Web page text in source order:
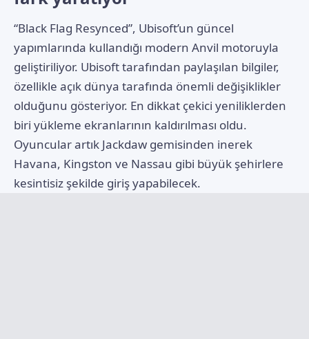
“Black Flag Resynced”, Ubisoft’un güncel
yapımlarında kullandığı modern Anvil motoruyla
geliştiriliyor. Ubisoft tarafından paylaşılan bilgiler,
özellikle açık dünya tarafında önemli değişiklikler
olduğunu gösteriyor. En dikkat çekici yeniliklerden
biri yükleme ekranlarının kaldırılması oldu.
Oyuncular artık Jackdaw gemisinden inerek
Havana, Kingston ve Nassau gibi büyük şehirlere
kesintisiz şekilde giriş yapabilecek.